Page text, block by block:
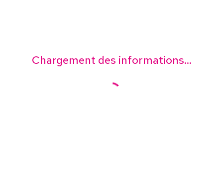
Chargement des informations...